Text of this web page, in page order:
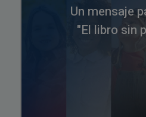
Un mensaje
"El libro sin